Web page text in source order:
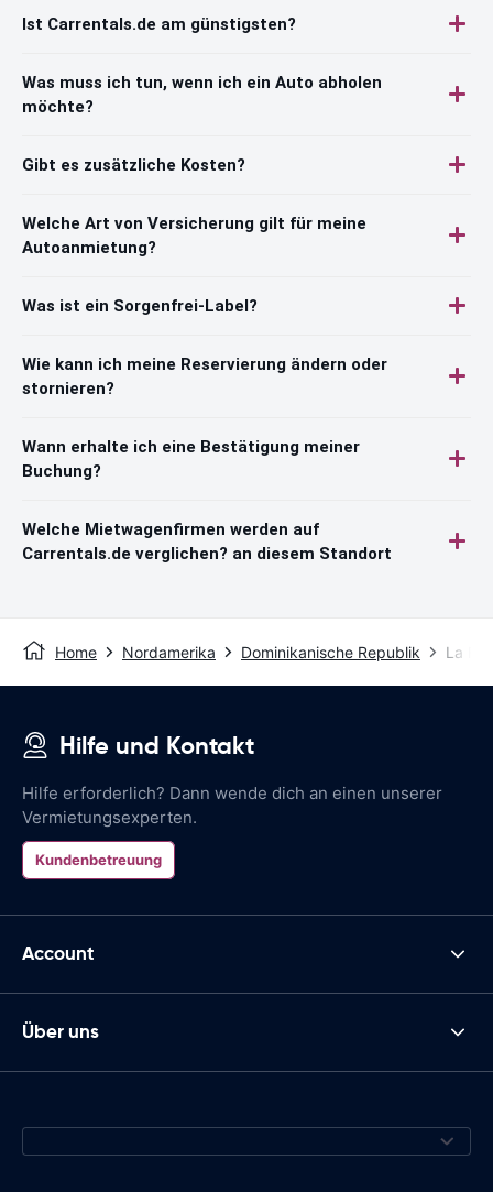
Ist Carrentals.de am günstigsten?
Was muss ich tun, wenn ich ein Auto abholen
möchte?
Gibt es zusätzliche Kosten?
Welche Art von Versicherung gilt für meine
Autoanmietung?
Was ist ein Sorgenfrei-Label?
Wie kann ich meine Reservierung ändern oder
stornieren?
Wann erhalte ich eine Bestätigung meiner
Buchung?
Welche Mietwagenfirmen werden auf
Carrentals.de verglichen? an diesem Standort
Home Nordamerika Dominikanische Republik La
Hilfe und Kontakt
Hilfe erforderlich? Dann wende dich an einen unserer
Vermietungsexperten.
Kundenbetreuung
Account
Über uns